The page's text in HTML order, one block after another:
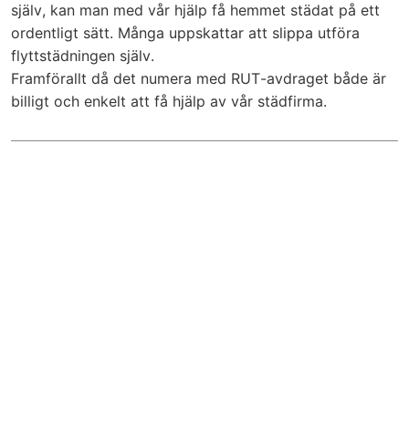
själv, kan man med vår hjälp få hemmet städat på ett
ordentligt sätt. Många uppskattar att slippa utföra
flyttstädningen själv.
Framförallt då det numera med RUT-avdraget både är
billigt och enkelt att få hjälp av vår städfirma.